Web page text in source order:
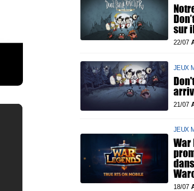
sur
22/07
JEUX
21/07
JEUX
War
18/07